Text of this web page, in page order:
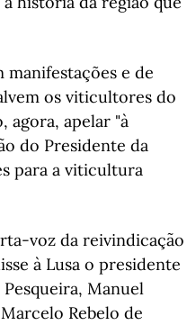
manifestações e de
os viticultores do
agora, apelar "à
do Presidente da
para a viticultura
voz da reivindicação
à Lusa o presidente
Pesqueira, Manuel
Rebelo de